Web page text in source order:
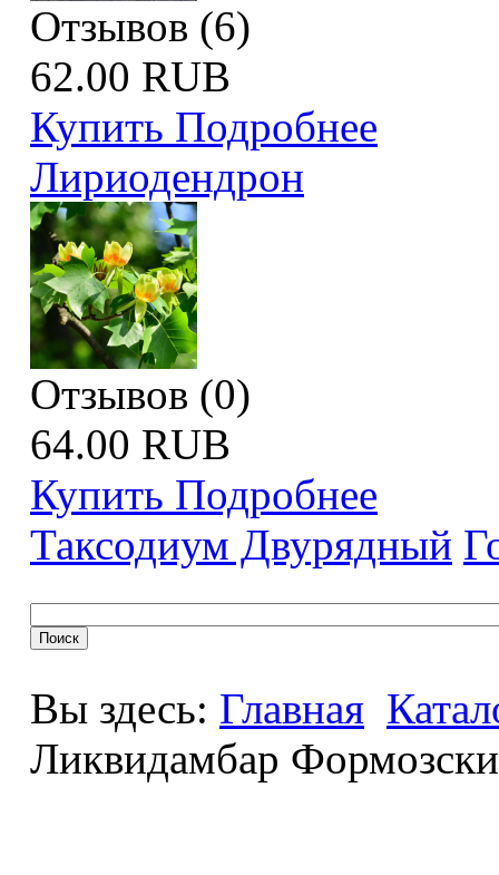
Отзывов (6)
62.00 RUB
Купить Подробнее
Лириодендрон
Отзывов (0)
64.00 RUB
Купить Подробнее
Таксодиум Двурядный
Вы здесь: Главная
Ликвидамбар